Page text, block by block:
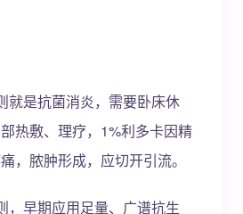
就是抗菌消炎，需要卧床休
热敷、理疗，1%利多卡因精
，脓肿形成，应切开引流。
，早期应用足量、广谱抗生